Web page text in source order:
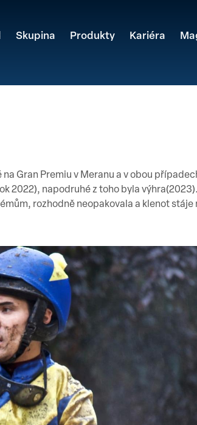
Skupina Produkty Kariéra
Gran Premiu v Meranu a v obou
2022), napodruhé z toho byla
rozhodně neopakovala a klenot stáje